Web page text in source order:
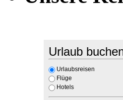
Urlaub
Urlaubsreisen
Flüge
Hotels